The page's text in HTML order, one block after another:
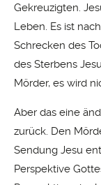
Gekreuzigten.
Leben. Es ist
Schrecken des
des Sterbens
Mörder, es wird
Aber das eine
zurück. Den
Sendung Jesu
Perspektive